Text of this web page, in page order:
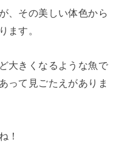
、その美しい体色から
ます。
大きくなるような魚で
って見ごたえがありま
！